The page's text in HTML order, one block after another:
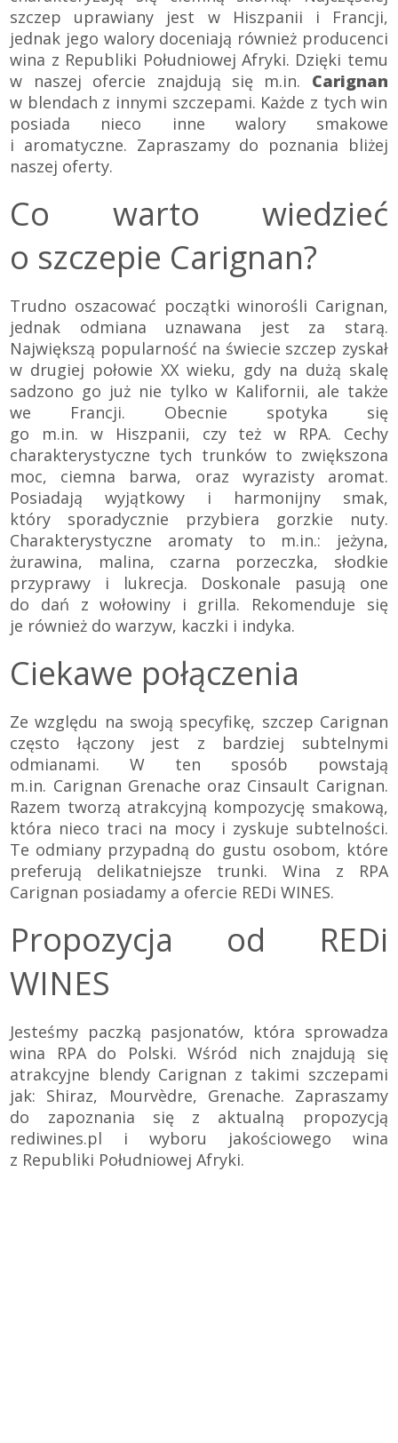
szczep uprawiany jest w Hiszpanii i Francji,
jednak jego walory doceniają również producenci
wina z Republiki Południowej Afryki. Dzięki temu
w naszej ofercie znajdują się m.in. Carignan
w blendach z innymi szczepami. Każde z tych win
posiada nieco inne walory smakowe
i aromatyczne. Zapraszamy do poznania bliżej
naszej oferty.
Co warto wiedzieć
o szczepie Carignan?
Trudno oszacować początki winorośli Carignan,
jednak odmiana uznawana jest za starą.
Największą popularność na świecie szczep zyskał
w drugiej połowie XX wieku, gdy na dużą skalę
sadzono go już nie tylko w Kalifornii, ale także
we Francji. Obecnie spotyka się
go m.in. w Hiszpanii, czy też w RPA. Cechy
charakterystyczne tych trunków to zwiększona
moc, ciemna barwa, oraz wyrazisty aromat.
Posiadają wyjątkowy i harmonijny smak,
który sporadycznie przybiera gorzkie nuty.
Charakterystyczne aromaty to m.in.: jeżyna,
żurawina, malina, czarna porzeczka, słodkie
przyprawy i lukrecja. Doskonale pasują one
do dań z wołowiny i grilla. Rekomenduje się
je również do warzyw, kaczki i indyka.
Ciekawe połączenia
Ze względu na swoją specyfikę, szczep Carignan
często łączony jest z bardziej subtelnymi
odmianami. W ten sposób powstają
m.in. Carignan Grenache oraz Cinsault Carignan.
Razem tworzą atrakcyjną kompozycję smakową,
która nieco traci na mocy i zyskuje subtelności.
Te odmiany przypadną do gustu osobom, które
preferują delikatniejsze trunki. Wina z RPA
Carignan posiadamy a ofercie REDi WINES.
Propozycja od REDi
WINES
Jesteśmy paczką pasjonatów, która sprowadza
wina RPA do Polski. Wśród nich znajdują się
atrakcyjne blendy Carignan z takimi szczepami
jak: Shiraz, Mourvèdre, Grenache. Zapraszamy
do zapoznania się z aktualną propozycją
rediwines.pl i wyboru jakościowego wina
z Republiki Południowej Afryki.